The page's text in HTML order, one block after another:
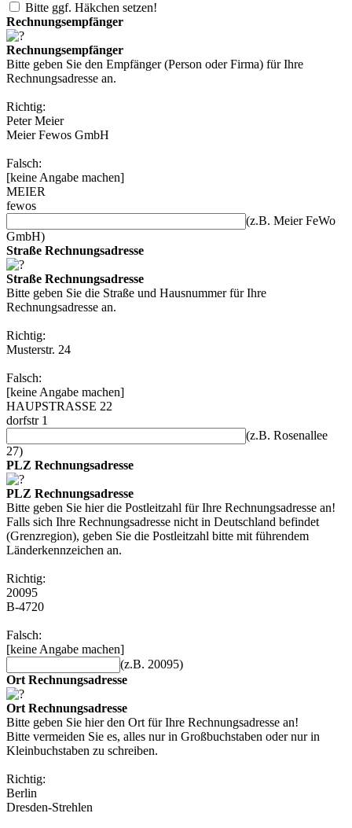
Bitte ggf. Häkchen setzen!
Rechnungsempfänger
Rechnungsempfänger
Bitte geben Sie den Empfänger (Person oder Firma) für Ihre
Rechnungsadresse an.
Richtig:
Peter Meier
Meier Fewos GmbH
Falsch:
[keine Angabe machen]
MEIER
fewos
(z.B. Meier FeWo
GmbH)
Straße Rechnungsadresse
Straße Rechnungsadresse
Bitte geben Sie die Straße und Hausnummer für Ihre
Rechnungsadresse an.
Richtig:
Musterstr. 24
Falsch:
[keine Angabe machen]
HAUPSTRASSE 22
dorfstr 1
(z.B. Rosenallee
27)
PLZ Rechnungsadresse
PLZ Rechnungsadresse
Bitte geben Sie hier die Postleitzahl für Ihre Rechnungsadresse an!
Falls sich Ihre Rechnungsadresse nicht in Deutschland befindet
(Grenzregion), geben Sie die Postleitzahl bitte mit führendem
Länderkennzeichen an.
Richtig:
20095
B-4720
Falsch:
[keine Angabe machen]
(z.B. 20095)
Ort Rechnungsadresse
Ort Rechnungsadresse
Bitte geben Sie hier den Ort für Ihre Rechnungsadresse an!
Bitte vermeiden Sie es, alles nur in Großbuchstaben oder nur in
Kleinbuchstaben zu schreiben.
Richtig:
Berlin
Dresden-Strehlen